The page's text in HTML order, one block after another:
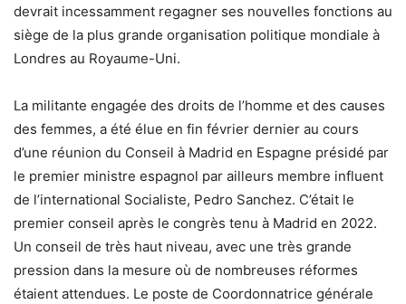
devrait incessamment regagner ses nouvelles fonctions au
siège de la plus grande organisation politique mondiale à
Londres au Royaume-Uni.
La militante engagée des droits de l’homme et des causes
des femmes, a été élue en fin février dernier au cours
d’une réunion du Conseil à Madrid en Espagne présidé par
le premier ministre espagnol par ailleurs membre influent
de l’international Socialiste, Pedro Sanchez. C’était le
premier conseil après le congrès tenu à Madrid en 2022.
Un conseil de très haut niveau, avec une très grande
pression dans la mesure où de nombreuses réformes
étaient attendues. Le poste de Coordonnatrice générale